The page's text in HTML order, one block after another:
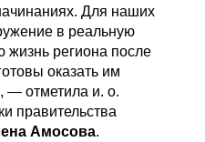
Для наших
в реальную
жизнь региона после
оказать им
— отметила и. о.
правительства
Амосова.